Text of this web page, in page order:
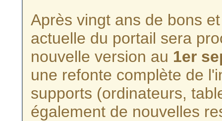
Après vingt ans de bons
actuelle du portail sera
nouvelle version au 1er
une refonte complète de
supports (ordinateurs,
également de nouvelles